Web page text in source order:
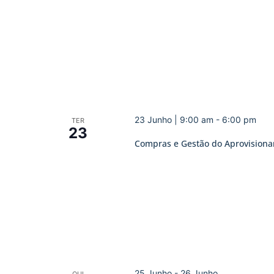
TER
23
Compras e Gestão do
23 Junho | 9:00 am - 6:00 pm